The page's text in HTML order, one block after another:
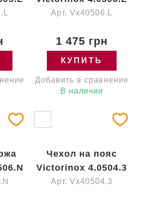
Арт. Vx40506.L
1 475 грн
КУПИТЬ
Добавить в сравнение
В наличии
Чехол на пояс
Victorinox 4.0504.3
Арт. Vx40504.3